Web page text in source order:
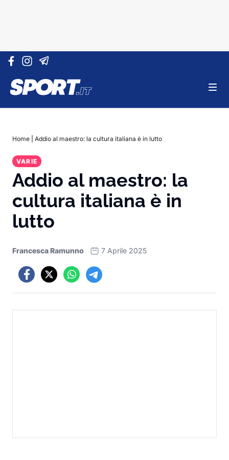
Vai al contenuto
Home Addio al maestro: la cultura italiana è in lutto
VARIE
Addio al maestro: la
cultura italiana è in
lutto
Francesca Ramunno 7 Aprile 2025